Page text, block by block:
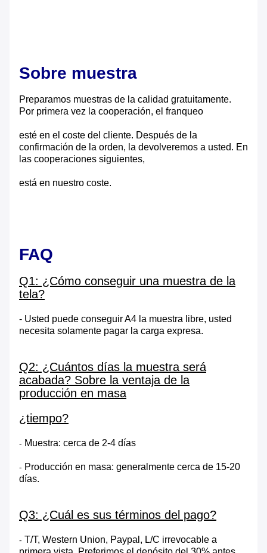
Sobre muestra
Preparamos muestras de la calidad gratuitamente.
Por primera vez la cooperación, el franqueo
esté en el coste del cliente. Después de la
confirmación de la orden, la devolveremos a usted. En
las cooperaciones siguientes,
está en nuestro coste.
FAQ
Q1: ¿Cómo conseguir una muestra de la
tela?
- Usted puede conseguir A4 la muestra libre, usted
necesita solamente pagar la carga expresa.
Q2: ¿Cuántos días la muestra será
acabada? Sobre la ventaja de la
producción en masa
¿tiempo?
- Muestra: cerca de 2-4 días
- Producción en masa: generalmente cerca de 15-20
días.
Q3: ¿Cuál es sus términos del pago?
- T/T, Western Union, Paypal, L/C irrevocable a